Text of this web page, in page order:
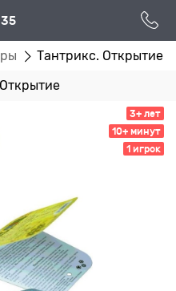
Тантрикс. Открытие
3+ лет
10+ минут
1 игрок